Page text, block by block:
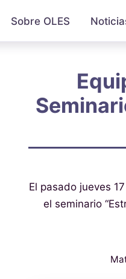
Sobre OLES
El pasado jueves
el seminario